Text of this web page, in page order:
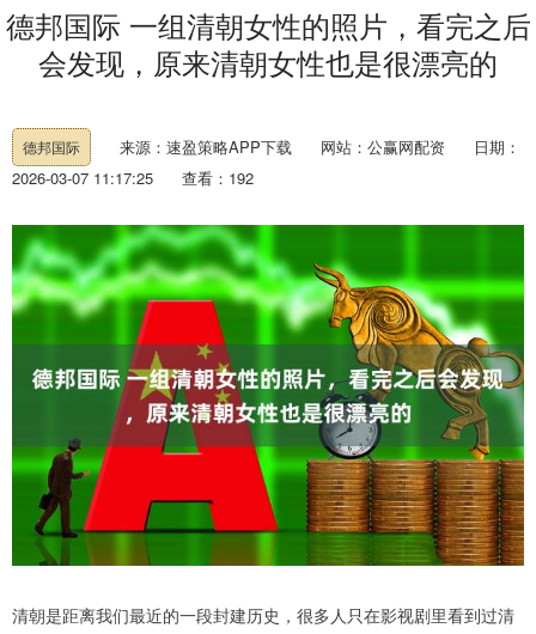
德邦国际 一组清朝女性的照片，看完之后
会发现，原来清朝女性也是很漂亮的
德邦国际 来源：速盈策略APP下载 网站：公赢网配资
日期：
2026-03-07 11:17:25
查看：192
清朝是距离我们最近的一段封建历史，很多人只在影视剧里看到过清